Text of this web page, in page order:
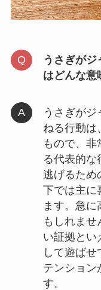
うさぎが
はどんな意
うさぎが
ねる行動は
もので、
る代表的な
逃げるため
下では主に
ます。急
もしれま
い証拠とい
して遊ば
テンション
す。